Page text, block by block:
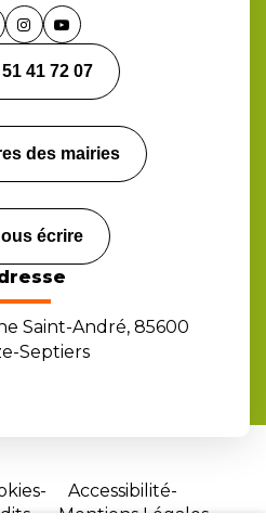
Lien
le
compte
Lien
la
chaîne
41 72 07
des mairies
écrire
Saint-André, 85600
Septiers
Accessibilité
Mentions Légales